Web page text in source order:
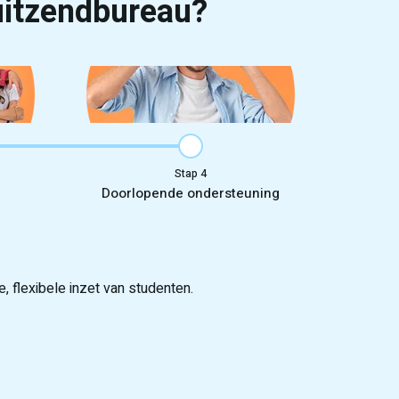
Stap
Doorlopende ondersteuning
flexibele inzet van studenten.